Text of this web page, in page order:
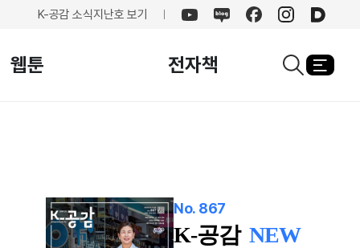
K-공감 소식지난호 보기
유튜브네이버페이스북인스타그램
카카오
웹툰 전자책 열기
No. 867
K-공감 NEW